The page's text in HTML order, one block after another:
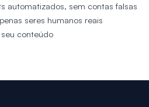
automatizados, sem contas falsas
seres humanos reais
conteúdo